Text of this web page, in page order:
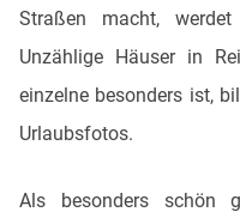
Straßen macht,
Unzählige Häuser in
einzelne besonders ist,
Urlaubsfotos.
Als besonders schön